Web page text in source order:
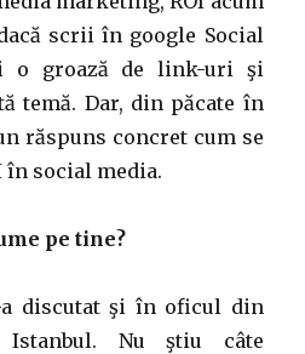
scrii în google Social
o groază de link-uri şi
temă. Dar, din păcate în
răspuns concret cum se
în social media.
pe tine?
a discutat şi în oficul din
Nu ştiu câte